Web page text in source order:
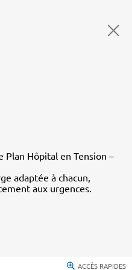
Plan Hôpital en Tension –
adaptée à chacun,
aux urgences.
ACCÈS RAPIDES